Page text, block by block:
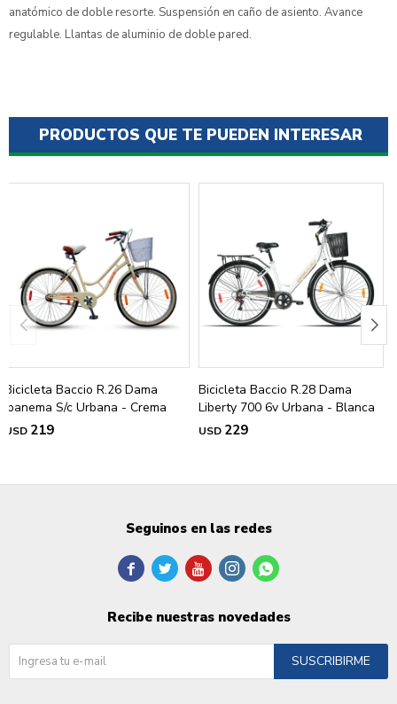
anatómico de doble resorte. Suspensión en caño de asiento. Avance
regulable. Llantas de aluminio de doble pared.
PRODUCTOS QUE TE PUEDEN INTERESAR
Bicicleta Baccio R.26 Dama
Ipanema S/c Urbana - Crema
USD 219
Bicicleta Baccio R.28 Dama
Liberty 700 6v Urbana - Blanca
USD 229
Seguinos en las redes
    
Recibe nuestras novedades
SUSCRIBIRME